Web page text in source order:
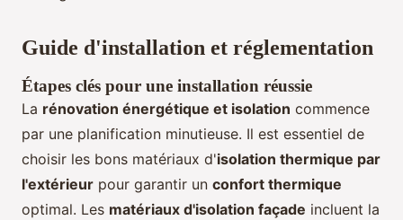
Guide d'installation et réglementation
Étapes clés pour une installation réussie
La rénovation énergétique et isolation commence
par une planification minutieuse. Il est essentiel de
choisir les bons matériaux d'isolation thermique par
l'extérieur pour garantir un confort thermique
optimal. Les matériaux d'isolation façade incluent la